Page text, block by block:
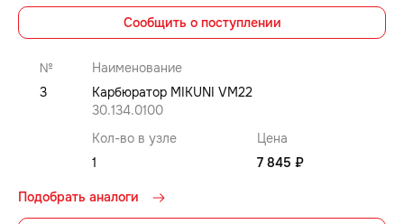
Сообщить о поступлении
№
Наименование
3
Карбюратор MIKUNI VM22
30.134.0100
Кол-во в узле
Цена
1
7 845 ₽
Подобрать аналоги